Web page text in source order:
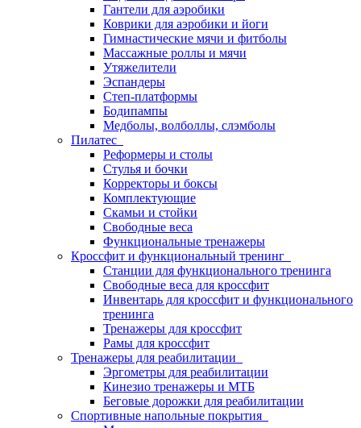
Гантели для аэробики
Коврики для аэробики и йоги
Гимнастические мячи и фитболы
Массажные роллы и мячи
Утяжелители
Эспандеры
Степ-платформы
Бодипампы
Медболы, волболлы, слэмболы
Пилатес
Реформеры и столы
Стулья и бочки
Корректоры и боксы
Комплектующие
Скамьи и стойки
Свободные веса
Функциональные тренажеры
Кроссфит и функциональный тренинг
Станции для функционального тренинга
Свободные веса для кроссфит
Инвентарь для кроссфит и функционального
тренинга
Тренажеры для кроссфит
Рамы для кроссфит
Тренажеры для реабилитации
Эргометры для реабилитации
Кинезио тренажеры и МТБ
Беговые дорожки для реабилитации
Спортивные напольные покрытия